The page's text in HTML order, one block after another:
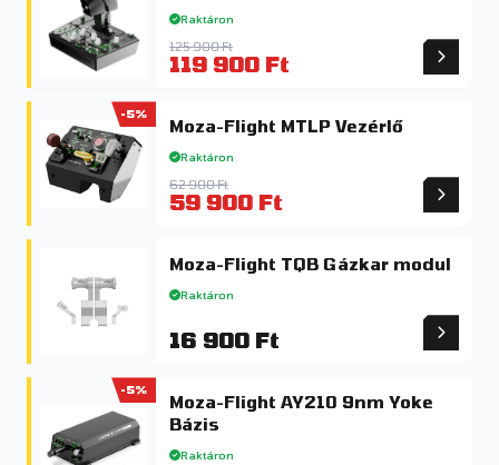
Raktáron
125 900 Ft
119 900 Ft
-5%
Moza-Flight MTLP Vezérlő
Raktáron
62 900 Ft
59 900 Ft
Moza-Flight TQB Gázkar modul
Raktáron
16 900 Ft
-5%
Moza-Flight AY210 9nm Yoke
Bázis
Raktáron